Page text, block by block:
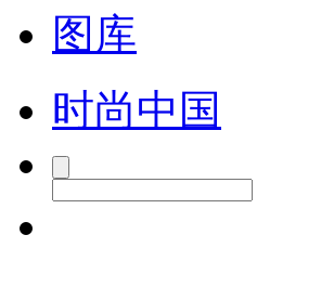
图库
时尚中国